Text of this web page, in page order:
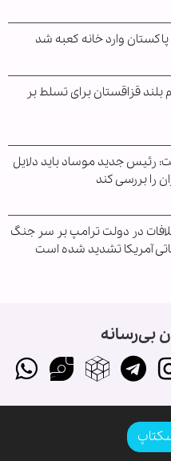
وارد خانه کعبه شد
بلند قزاقستان برای تسلط بر
رئیس جدید موساد باید دلایل
را بررسی کند
در دولت ترامپ بر سر جنگ
آمریکا تشدید شده است
بی‌رسانه